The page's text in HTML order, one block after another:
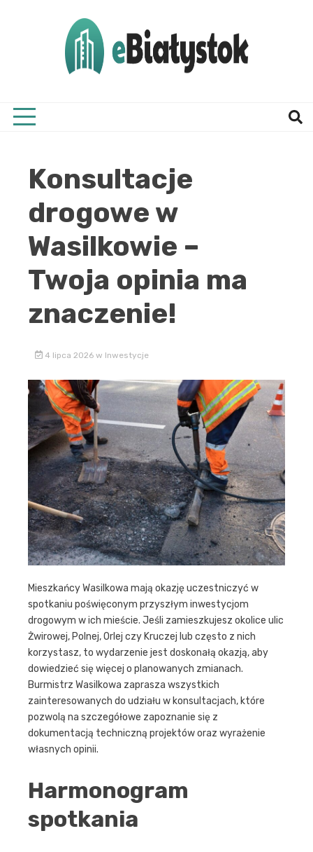
Konsultacje
drogowe w
Wasilkowie –
Twoja opinia ma
znaczenie!
4 lipca 2026 w Inwestycje
Mieszkańcy Wasilkowa mają okazję uczestniczyć w
spotkaniu poświęconym przyszłym inwestycjom
drogowym w ich mieście. Jeśli zamieszkujesz okolice ulic
Żwirowej, Polnej, Orlej czy Kruczej lub często z nich
korzystasz, to wydarzenie jest doskonałą okazją, aby
dowiedzieć się więcej o planowanych zmianach.
Burmistrz Wasilkowa zaprasza wszystkich
zainteresowanych do udziału w konsultacjach, które
pozwolą na szczegółowe zapoznanie się z
dokumentacją techniczną projektów oraz wyrażenie
własnych opinii.
Harmonogram
spotkania